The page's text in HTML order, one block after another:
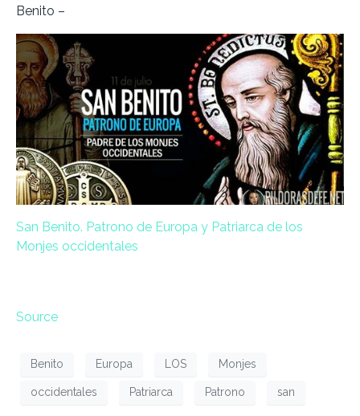
Benito –
San Benito. Patrono de Europa y Patriarca de los
Monjes occidentales
Source
Benito Europa LOS Monjes
occidentales Patriarca Patrono san